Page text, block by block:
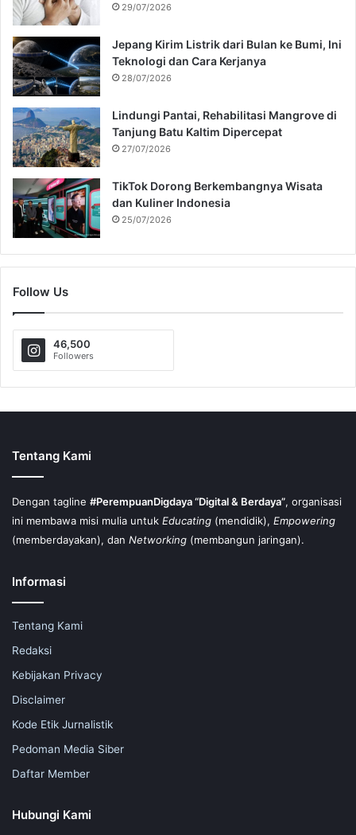
29/07/2026
Jepang Kirim Listrik dari Bulan ke Bumi, Ini
Teknologi dan Cara Kerjanya
28/07/2026
Lindungi Pantai, Rehabilitasi Mangrove di
Tanjung Batu Kaltim Dipercepat
27/07/2026
TikTok Dorong Berkembangnya Wisata
dan Kuliner Indonesia
25/07/2026
Follow Us
46,500
Followers
Tentang Kami
Dengan tagline #PerempuanDigdaya “Digital & Berdaya”, organisasi
ini membawa misi mulia untuk Educating (mendidik), Empowering
(memberdayakan), dan Networking (membangun jaringan).
Informasi
Tentang Kami
Redaksi
Kebijakan Privacy
Disclaimer
Kode Etik Jurnalistik
Pedoman Media Siber
Daftar Member
Hubungi Kami